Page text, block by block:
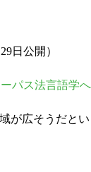
29日公開）
パス法言語学へ
が広そうだと